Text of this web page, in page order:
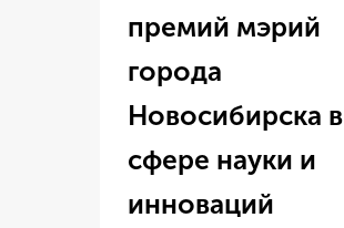
премий мэрий
города
Новосибирска в
сфере науки и
инноваций